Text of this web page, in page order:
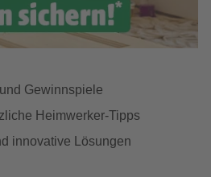
Gewinnspiele
Heimwerker-Tipps
innovative Lösungen